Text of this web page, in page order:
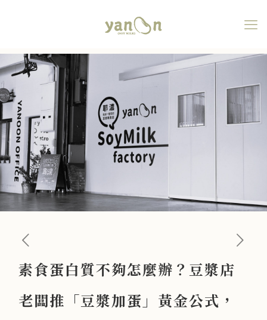
素食蛋白質不夠怎麼辦？豆
漿店老闆推「豆漿加蛋」黃
金公式，一天3顆蛋膽固醇免
驚！
素食蛋白質不夠怎麼辦？豆漿店
老闆推「豆漿加蛋」黃金公式，